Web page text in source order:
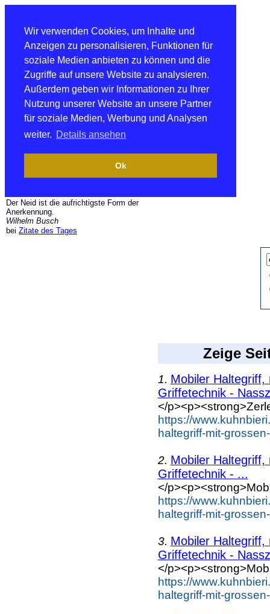
Wir verwenden Cookies, um Inhalte und
Anzeigen zu personalisieren, Funktionen für
soziale Medien anbieten zu können und die
Zugriffe auf unsere Website zu analysieren.
Außerdem geben wir Informationen zu Ihrer
Nutzung unserer Website an unsere Partner
für soziale Medien, Werbung und Analysen
weiter. Details ansehen
Ok
Der Neid ist die aufrichtigste Form der
Anerkennung.
Wilhelm Busch
bei Zitate des Tages
Zeige
1. Mobiler
Griffetechnik -
</
https://
haltegriff-mit-
2. Mobiler
Griffetechnik - ...
</
https://
haltegriff-mit-
3. Mobiler
Griffetechnik -
</
https://
haltegriff-mit-